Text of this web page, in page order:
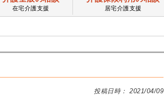
在宅介護支援 居宅介護支援
投稿日時： 2021/04/09